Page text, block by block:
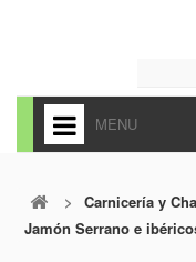
MENU
ALIMENTACIÓN
> Carnicería y
Jamón Serrano e